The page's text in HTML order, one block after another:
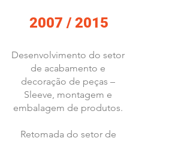
2007 / 2015
Desenvolvimento do setor
de acabamento e
decoração de peças –
Sleeve, montagem e
embalagem de produtos.
Retomada do setor de